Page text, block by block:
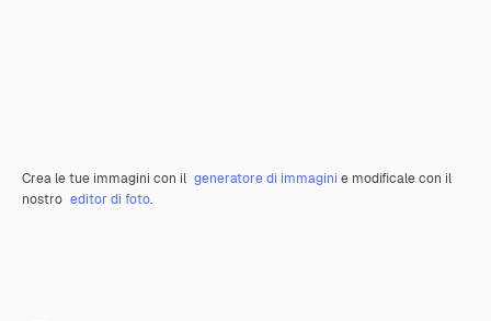
Crea le tue immagini con il generatore di immagini e modificale con il
nostro editor di foto.